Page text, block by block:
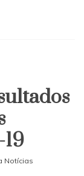
Notícias